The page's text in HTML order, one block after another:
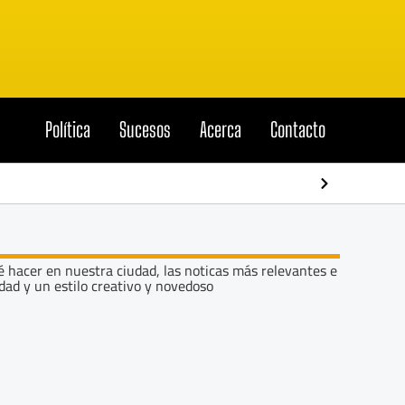
Política Sucesos Acerca Contacto
hacer en nuestra ciudad, las noticas más relevantes e
y un estilo creativo y novedoso